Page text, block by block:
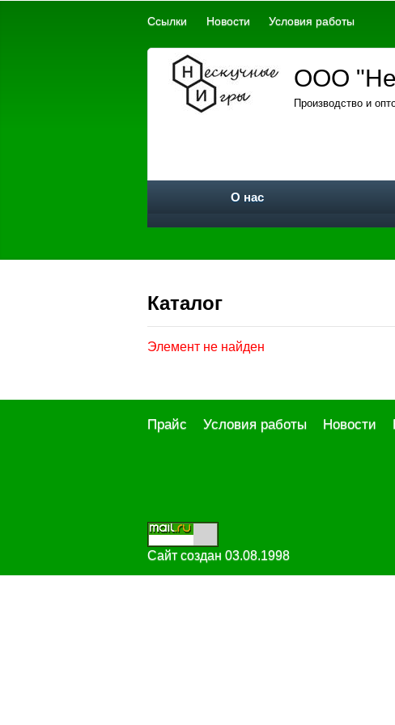
Ссылки Новости Условия работы
ООО
Производство и
О нас
Каталог
Элемент не найден
Прайс Условия работы Новости
Сайт создан 03.08.1998